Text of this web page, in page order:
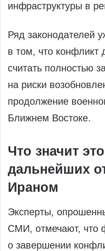
инфраструктуры в
Ряд законодателей
в том, что конфликт
считать полностью
на риски
продолжение
Ближнем Востоке.
Что значит
дальнейших
Ираном
Эксперты,
СМИ, отмечают, что
о завершении